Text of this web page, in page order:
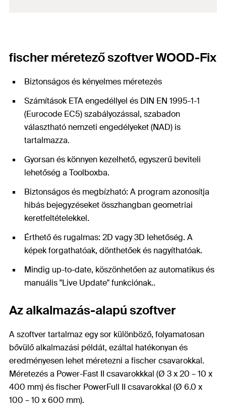
fischer méretező szoftver WOOD-Fix
Biztonságos és kényelmes méretezés
Számítások ETA engedéllyel és DIN EN 1995-1-1
(Eurocode EC5) szabályozással, szabadon
választható nemzeti engedélyeket (NAD) is
tartalmazza.
Gyorsan és könnyen kezelhető, egyszerű beviteli
lehetőség a Toolboxba.
Biztonságos és megbízható: A program azonosítja
hibás bejegyzéseket összhangban geometriai
keretfeltételekkel.
Érthető és rugalmas: 2D vagy 3D lehetőség. A
képek forgathatóak, dönthetőek és nagyíthatóak.
Mindig up-to-date, köszönhetően az automatikus és
manuális "Live Update" funkciónak..
Az alkalmazás-alapú szoftver
A szoftver tartalmaz egy sor különböző, folyamatosan
bővülő alkalmazási példát, ezáltal hatékonyan és
eredményesen lehet méretezni a fischer csavarokkal.
Méretezés a Power-Fast II csavarokkkal (Ø 3 x 20 – 10 x
400 mm) és fischer PowerFull II csavarokkal (Ø 6.0 x
100 – 10 x 600 mm).